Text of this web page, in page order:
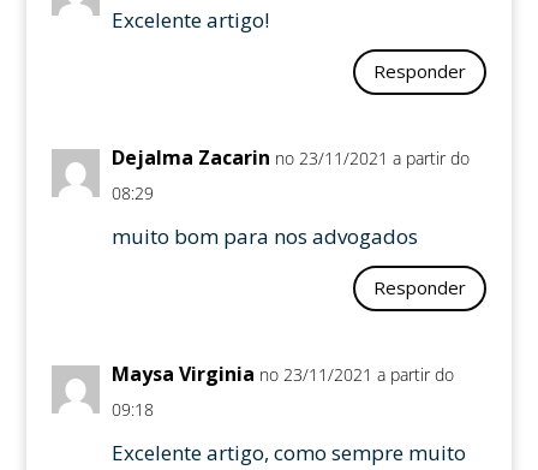
Excelente artigo!
Responder
Dejalma Zacarin no 23/11/2021 a partir do
08:29
muito bom para nos advogados
Responder
Maysa Virginia no 23/11/2021 a partir do
09:18
Excelente artigo, como sempre muito